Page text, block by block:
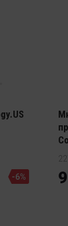
-6%